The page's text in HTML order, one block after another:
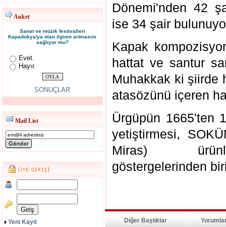
Anket
Sanat ve müzik festivalleri
Kapadokya'ya olan ilginin artmasını
sağlıyor mu?
Evet.
Hayır.
SONUÇLAR
Mail List
Yeni Kayıt
Dönemi'nden 42
ise 34 şair
Kapak
hattat ve santur
Muhakkak ki şiirde
atasözünü içeren
Ürgüpün
yetiştirmesi,
Miras)
göstergelerinden
Diğer Başlıklar